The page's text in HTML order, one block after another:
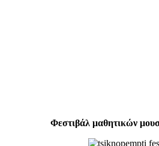
Φεστιβάλ μαθητικών